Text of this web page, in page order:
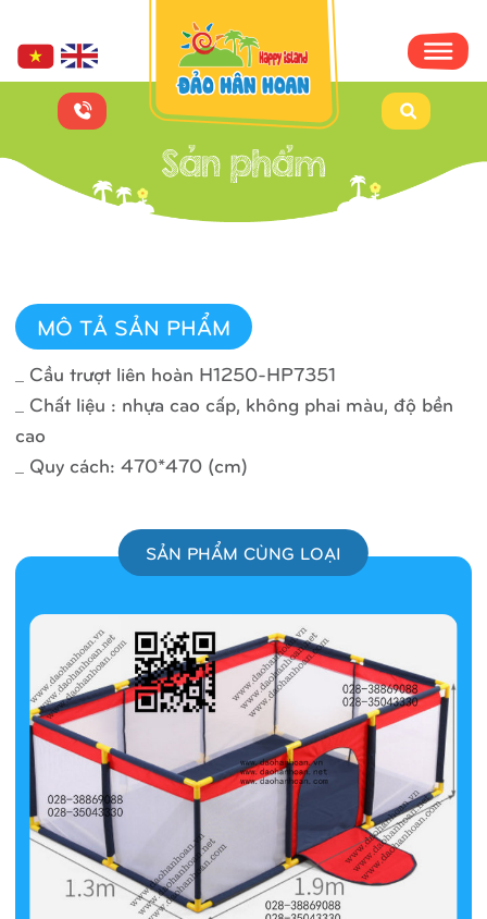
MÔ TẢ SẢN PHẨM
_ Cầu trượt liên hoàn H1250-HP7351
_ Chất liệu : nhựa cao cấp, không phai màu, độ bền
cao
_ Quy cách: 470*470 (cm)
SẢN PHẨM CÙNG LOẠI